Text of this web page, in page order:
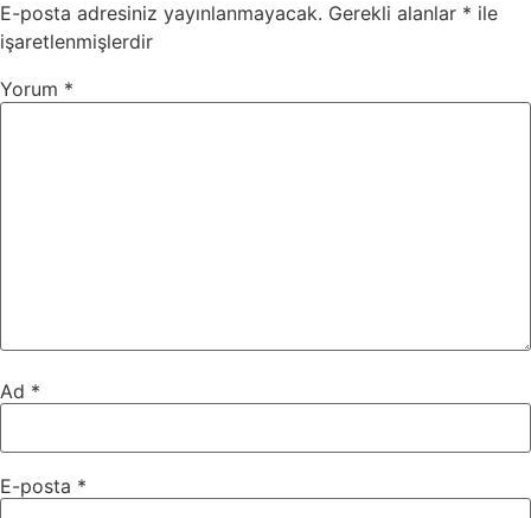
E-posta adresiniz yayınlanmayacak. Gerekli alanlar * ile
işaretlenmişlerdir
Yorum *
Ad *
E-posta *